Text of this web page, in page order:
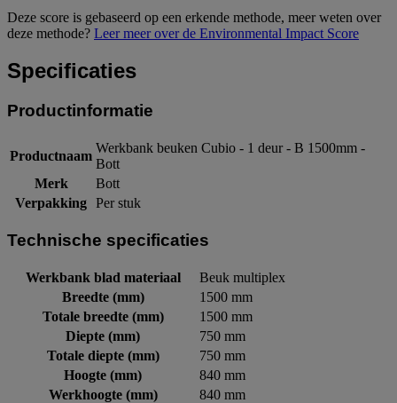
Deze score is gebaseerd op een erkende methode, meer weten over
deze methode? Leer meer over de Environmental Impact Score
Specificaties
Productinformatie
Productnaam
Werkbank beuken Cubio - 1 deur - B 1500mm -
Bott
Merk
Bott
Verpakking Per stuk
Technische specificaties
Werkbank blad materiaal
Beuk multiplex
Breedte (mm)
1500 mm
Totale breedte (mm)
1500 mm
Diepte (mm)
750 mm
Totale diepte (mm)
750 mm
Hoogte (mm)
840 mm
Werkhoogte (mm)
840 mm